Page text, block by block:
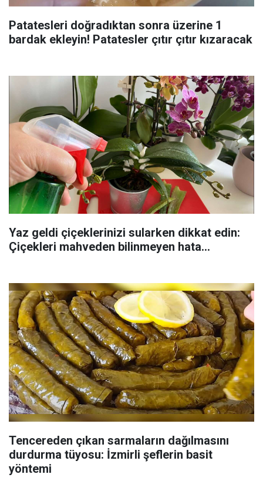
Patatesleri doğradıktan sonra üzerine 1
bardak ekleyin! Patatesler çıtır çıtır kızaracak
Yaz geldi çiçeklerinizi sularken dikkat edin:
Çiçekleri mahveden bilinmeyen hata...
Tencereden çıkan sarmaların dağılmasını
durdurma tüyosu: İzmirli şeflerin basit
yöntemi